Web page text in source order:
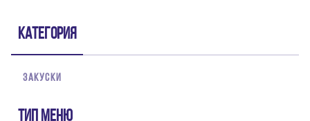
Категория
ЗАКУСКИ
Тип меню